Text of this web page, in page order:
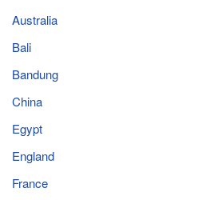
Australia
Bali
Bandung
China
Egypt
England
France